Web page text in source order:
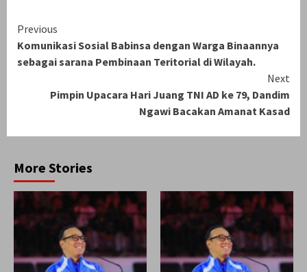
Continue
Reading
Previous
Komunikasi Sosial Babinsa dengan Warga Binaannya
sebagai sarana Pembinaan Teritorial di Wilayah.
Next
Pimpin Upacara Hari Juang TNI AD ke 79, Dandim
Ngawi Bacakan Amanat Kasad
More Stories